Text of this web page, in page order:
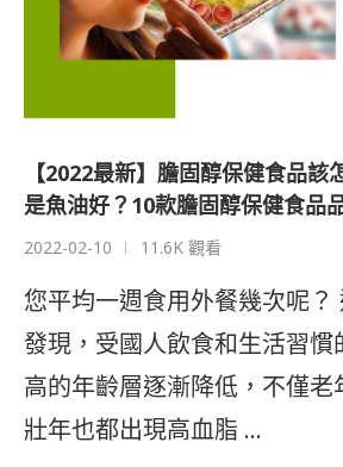
【2022最新】膽固醇保健食品該
是魚油好？10款膽固醇保健食品
2022-02-10 11.6K 觀看
您平均一週食用外餐幾次呢？
發現，受國人飲食和生活習慣
高的年齡層逐漸降低，不僅老
壯年也都出現高血脂 …